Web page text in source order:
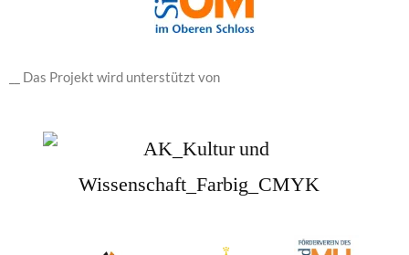
__ Das Projekt wird unterstützt von